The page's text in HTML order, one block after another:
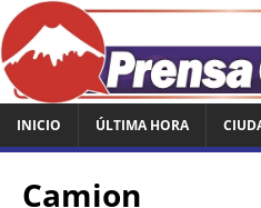
INICIO ÚLTIMA HORA
Camion